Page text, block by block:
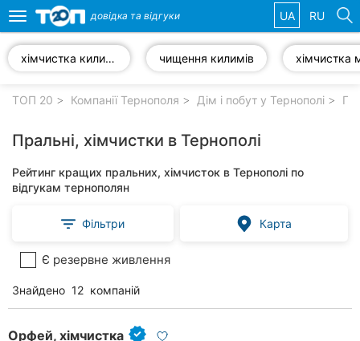
компанії
Популярні
рубрики:
Автошколи
Приватні
Стоматології
Toggle
navigation
довідка та відгуки UA RU
хімчистка килимів чищення килимів хімчистка
ТОП 20 Компанії Тернополя Дім і побут у Тернополі
Пральні, хімчистки в Тернополі
Рейтинг кращих пральних, хімчисток в Тернополі по
відгукам тернополян
Фільтри Карта
Є резервне живлення
Знайдено 12 компаній
Орфей, хімчистка